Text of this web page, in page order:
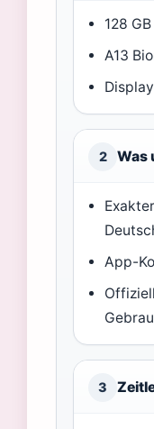
128
A13
2 Was
App-
3